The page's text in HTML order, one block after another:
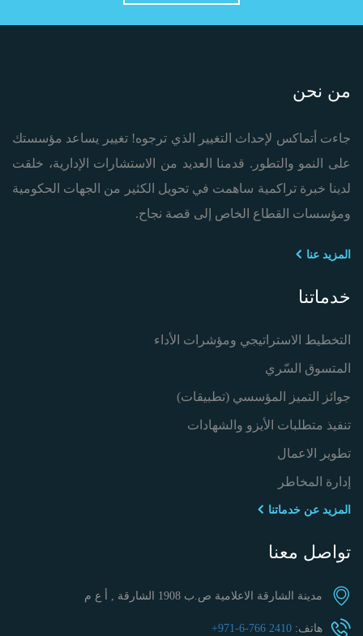
من نحن
جاءت أتماكس لإحداث التغيير الذي ترجوه! تغيير يساعد مؤسستك
على النمو والتطور. قدمنا العديد من الاستشارات الإدارية، خلقت
لدينا خبرة تراكمية ساهمت في تحويل الكثير من الجهات الحكومية
ومؤسسات القطاع الخاص إلى قصة نجاح.
المزيد عنا
خدماتنا
التخطيط الاستراتيجي ومؤشرات الأداء
المتسوق السّري
جوائز التميز المؤسسي (تطبيقات)
تنفيذ متطلبات الأيزو والشهادات
تطوير الاعمال
إدارة المخاطر
المزيد عن خدماتنا
تواصل معنا
مدينة الشارقة الاعلامية ص.ب 1908 الشارقة , أ ع م
هاتف: +971-6-766 2410